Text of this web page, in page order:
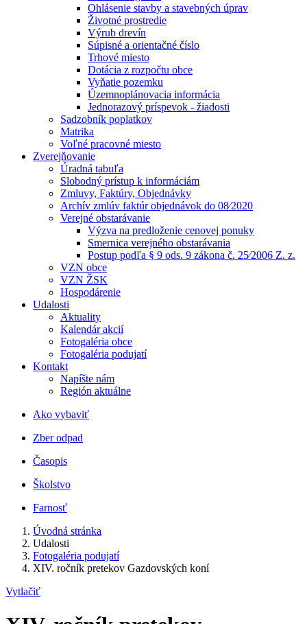
Ohlásenie stavby a stavebných úprav
Životné prostredie
Výrub drevín
Súpisné a orientačné číslo
Trhové miesto
Dotácia z rozpočtu obce
Vyňatie pozemku
Územnoplánovacia informácia
Jednorazový príspevok - žiadosti
Sadzobník poplatkov
Matrika
Voľné pracovné miesto
Zverejňovanie
Úradná tabuľa
Slobodný prístup k informáciám
Zmluvy, Faktúry, Objednávky
Archív zmlúv faktúr objednávok do 08⁄2020
Verejné obstarávanie
Výzva na predloženie cenovej ponuky
Smernica verejného obstarávania
Postup podľa § 9 ods. 9 zákona č. 25⁄2006 Z. z.
VZN obce
VZN ŽSK
Hospodárenie
Udalosti
Aktuality
Kalendár akcií
Fotogaléria obce
Fotogaléria podujatí
Kontakt
Napíšte nám
Región aktuálne
Ako vybaviť
Zber odpad
Časopis
Školstvo
Farnosť
Úvodná stránka
Udalosti
Fotogaléria podujatí
XIV. ročník pretekov Gazdovských koní
Vytlačiť